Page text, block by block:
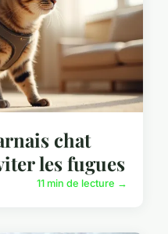
chat
les fugues
11 min de lecture →